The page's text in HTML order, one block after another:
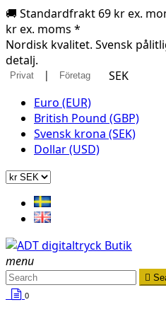
🚚 Standardfrakt 69 kr ex.
kr ex. moms *
Nordisk kvalitet. Svensk
detalj.
Privat | Företag
SEK
Euro (EUR)
British Pound (GBP)
Svensk krona (SEK)
Dollar (USD)
menu

0